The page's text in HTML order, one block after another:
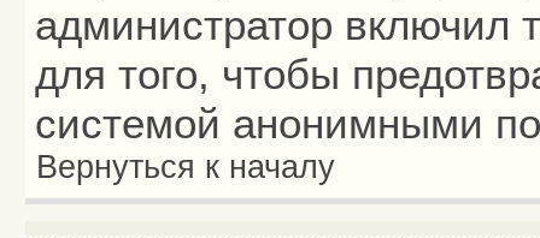
администратор включил
для того, чтобы
системой анонимными
Вернуться к началу